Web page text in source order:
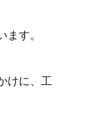
ます。
けに、工